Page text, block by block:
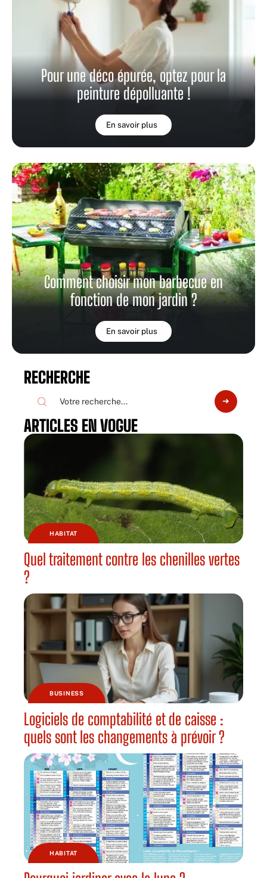
Pour une déco épurée, optez pour la
peinture dépolluante !
En savoir plus
Comment choisir mon barbecue en
fonction de mon jardin ?
En savoir plus
RECHERCHE
ARTICLES EN VOGUE
HABITAT
Quel traitement contre les chenilles vertes
?
BUSINESS
Logiciels de comptabilité et de caisse :
quels sont les changements à prévoir ?
HABITAT